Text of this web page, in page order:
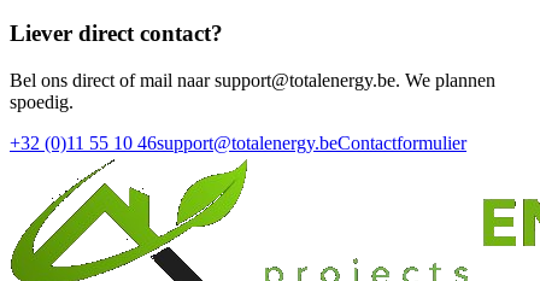
Liever direct contact?
Bel ons direct of mail naar support@totalenergy.be. We plannen
spoedig.
+32 (0)11 55 10 46support@totalenergy.beContactformulier